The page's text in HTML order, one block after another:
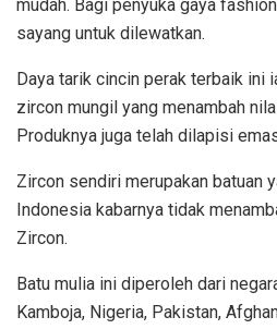
mudah. Bagi penyuka gaya
sayang untuk dilewatkan.
Daya tarik cincin perak terbaik ini
zircon mungil yang menambah
Produknya juga telah dilapisi
Zircon sendiri merupakan batuan
Indonesia kabarnya tidak
Zircon.
Batu mulia ini diperoleh dari
Kamboja, Nigeria, Pakistan,